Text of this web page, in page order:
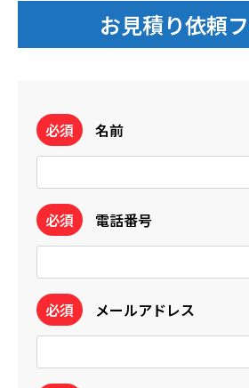
お見積り依頼
必須 名前
必須 電話番号
必須 メールアドレス